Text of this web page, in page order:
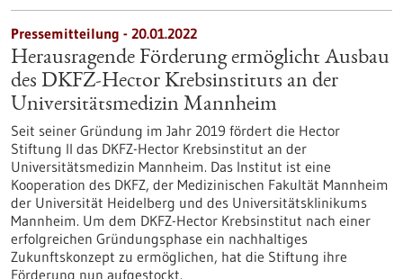
Pressemitteilung - 20.01.2022
Herausragende Förderung ermöglicht Ausbau
des DKFZ-Hector Krebsinstituts an der
Universitätsmedizin Mannheim
Seit seiner Gründung im Jahr 2019 fördert die Hector
Stiftung II das DKFZ-Hector Krebsinstitut an der
Universitätsmedizin Mannheim. Das Institut ist eine
Kooperation des DKFZ, der Medizinischen Fakultät Mannheim
der Universität Heidelberg und des Universitätsklinikums
Mannheim. Um dem DKFZ-Hector Krebsinstitut nach einer
erfolgreichen Gründungsphase ein nachhaltiges
Zukunftskonzept zu ermöglichen, hat die Stiftung ihre
Förderung nun aufgestockt.